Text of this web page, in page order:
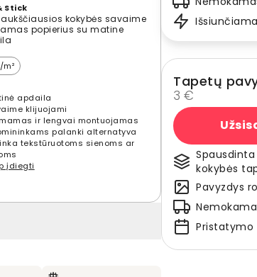
Stick
kokybės savaime
popierius su matine
apdaila
klijuojami
ir lengvai montuojamas
palanki alternatyva
tekstūruotoms sienoms ar
įdiegti
Tapetų
3 €
kokybės
Pavyzdys
Pristatymo